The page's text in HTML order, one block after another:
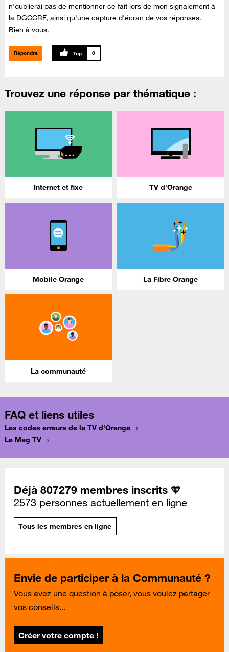
n'oublierai pas de mentionner ce fait lors de mon signalement à
la DGCCRF, ainsi qu'une capture d'écran de vos réponses.
Bien à vous.
Répondre 0
Trouvez une réponse par thématique :
Internet et fixe TV d'Orange
Mobile Orange La Fibre Orange
La communauté
FAQ et liens utiles
Les codes erreurs de la TV d'Orange
Le Mag TV
Déjà 807279 membres inscrits 🧡
2573 personnes actuellement en ligne
Tous les membres en ligne
Envie de participer à la Communauté ?
Vous avez une question à poser, vous voulez partager
vos conseils...
Créer votre compte !